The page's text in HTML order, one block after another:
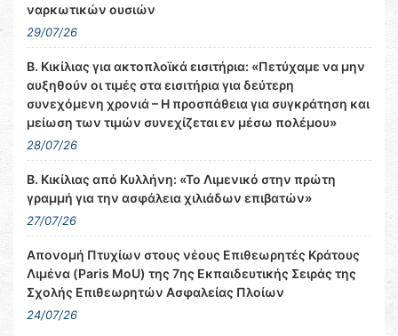
ναρκωτικών ουσιών
29/07/26
Β. Κικίλιας για ακτοπλοϊκά εισιτήρια: «Πετύχαμε να μην
αυξηθούν οι τιμές στα εισιτήρια για δεύτερη
συνεχόμενη χρονιά – Η προσπάθεια για συγκράτηση και
μείωση των τιμών συνεχίζεται εν μέσω πολέμου»
28/07/26
Β. Κικίλιας από Κυλλήνη: «Το Λιμενικό στην πρώτη
γραμμή για την ασφάλεια χιλιάδων επιβατών»
27/07/26
Απονομή Πτυχίων στους νέους Επιθεωρητές Κράτους
Λιμένα (Paris MoU) της 7ης Εκπαιδευτικής Σειράς της
Σχολής Επιθεωρητών Ασφαλείας Πλοίων
24/07/26